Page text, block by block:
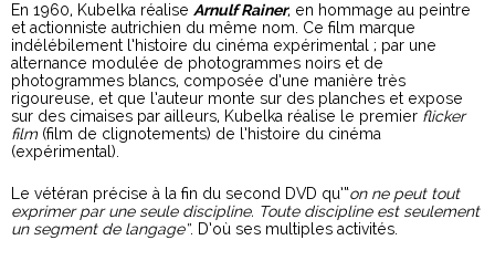
En 1960, Kubelka réalise Arnulf Rainer, en hommage au peintre
et actionniste autrichien du même nom. Ce film marque
indélébilement l’histoire du cinéma expérimental ; par une
alternance modulée de photogrammes noirs et de
photogrammes blancs, composée d’une manière très
rigoureuse, et que l’auteur monte sur des planches et expose
sur des cimaises par ailleurs, Kubelka réalise le premier flicker
film(film de clignotements) de l’histoire du cinéma
(expérimental).
Le vétéran précise à la fin du second DVD qu’“on ne peut tout
exprimer par une seule discipline. Toute discipline est seulement
un segment de langage”. D’où ses multiples activités.